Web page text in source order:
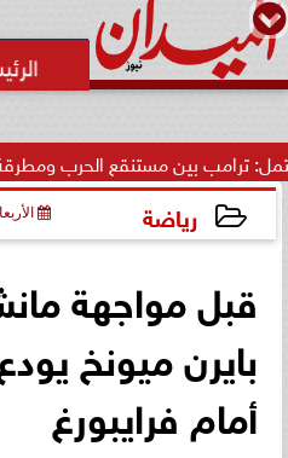
مستنقع الحرب ومطرقة الانتخابات
رياضة الأربعاء، 5
قبل مواجهة
بايرن ميونخ
أمام فرايبورغ